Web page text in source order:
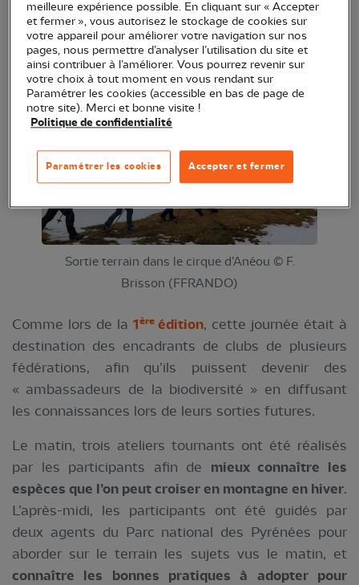
fédérale de sensibilisation des sportifs à la
biodiversité en hiver a été organisée au col du
Pourtalet en vallée d’Ossau (64). Retour sur cette
passionnante journée.
Sortie terrain dans le cirque d’Anéou © F.
Brisson (FFRANDO)
Comme lors de la 1èreédition, cette journée était à
destination des encadrants de clubs de plusieurs
fédérations, afin qu’ils puissent devenir des
« ambassadeurs de la biodiversité » en diffusant
les connaissances lors de leurs sorties futures.
Le matin, trois ateliers tournants ont été réalisés
par les participants afin de mieux connaître les
espèces que l’on peut croiser en montagne en hiver.
L’après-midi, les participants ont été guidés par
deux agents du Parc national des Pyrénées pour
aborder sur le terrain les sujets vus le matin, et
connaître les bonnes pratiques à adopter pour
meilleure expérience possible. En cliquant sur « Accepter
et fermer », vous autorisez le stockage de cookies sur
votre appareil pour améliorer votre navigation sur nos
pages, nous permettre d’analyser l’utilisation du site et
ainsi contribuer à l’améliorer. Vous pourrez revenir sur
votre choix à tout moment en vous rendant sur
Paramétrer les cookies (accessible en bas de page de
notre site). Merci et bonne visite !
Politique de confidentialité
Accepter et fermer
Paramétrer les cookies